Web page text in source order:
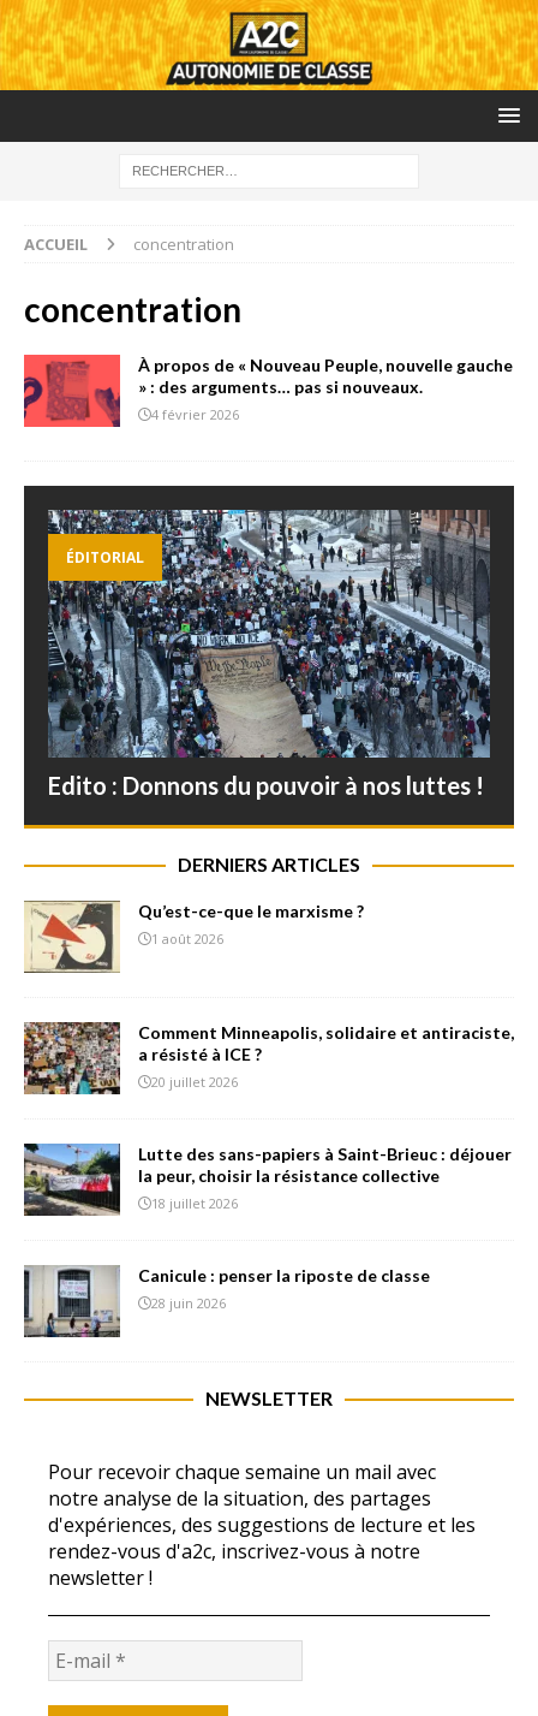
ACCUEIL concentration
concentration
À propos de « Nouveau Peuple, nouvelle gauche
» : des arguments… pas si nouveaux.
4 février 2026
ÉDITORIAL
Edito : Donnons du pouvoir à nos luttes !
DERNIERS ARTICLES
Qu’est-ce-que le marxisme ?
1 août 2026
Comment Minneapolis, solidaire et antiraciste,
a résisté à ICE ?
20 juillet 2026
Lutte des sans-papiers à Saint-Brieuc : déjouer
la peur, choisir la résistance collective
18 juillet 2026
Canicule : penser la riposte de classe
28 juin 2026
NEWSLETTER
Pour recevoir chaque semaine un mail avec
notre analyse de la situation, des partages
d'expériences, des suggestions de lecture et les
rendez-vous d'a2c, inscrivez-vous à notre
newsletter !